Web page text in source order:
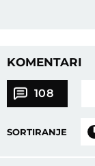
KOMENTARI
108
SORTIRANJE